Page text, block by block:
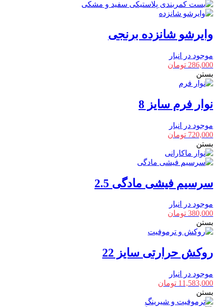
وایرشو شانزده برنجی
موجود در انبار
286,000 تومان
بستن
نوار فرم سایز 8
موجود در انبار
720,000 تومان
بستن
سرسیم فیشی مادگی 2.5
موجود در انبار
380,000 تومان
بستن
روکش حرارتی سایز 22
موجود در انبار
11,583,000 تومان
بستن